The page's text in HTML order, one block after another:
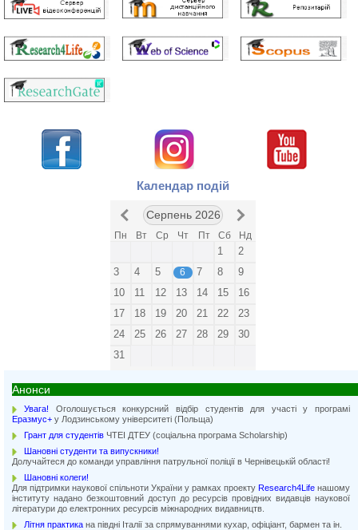
Календар подій
Серпень 2026
Пн Вт Ср Чт Пт Сб Нд
1
2
3
4 5 6 7 8
9
10
11 12 13 14 15
16
17
18 19 20 21 22
23
24
25 26 27 28 29
30
31
Анонси
Увага! Оголошується конкурсний відбір студентів для участі у програмі
Еразмус+ у Лодзинському університеті (Польща)
Грант для студентів ЧТЕІ ДТЕУ (соціальна програма Scholarship)
Шановні студенти та випускники!
Долучайтеся до команди управління патрульної поліції в Чернівецькій області!
Шановні колеги!
Для підтримки наукової спільноти України у рамках проекту Research4Life нашому
інституту надано безкоштовний доступ до ресурсів провідних видавців наукової
літератури до електронних ресурсів міжнародних видавництв.
Літня практика на півдні Італії за спрямуваннями кухар, офіціант, бармен та ін.